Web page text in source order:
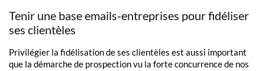
Tenir une base emails-entreprises pour fidéliser
ses clientèles
Privilégier la fidélisation de ses clientèles est aussi important
que la démarche de prospection vu la forte concurrence de nos